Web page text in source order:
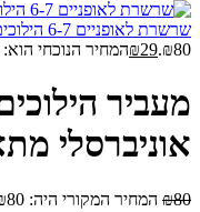
שרשרת לאופניים 6-7 הילוכים 116 חוליות
₪80.
₪29 המחיר הנוכחי הוא: ₪29.
מעביר
אוניברסלי מתאים ל 6-
₪80 המחיר המקורי היה: ₪80.